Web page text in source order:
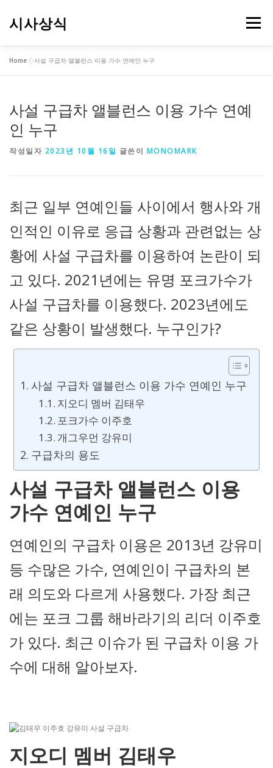
시사상식 메뉴
Home »사설 구급차 앨블런스 이용 가수 연예인 누구
사설 구급차 앨블런스 이용 가수 연예
인 누구
작성일자 2023년 10월 16일 글쓴이 MONOMARK
최근 일부 연예인들 사이에서 행사와 개
인적인 이유로 응급 상황과 관련없는 상
황에 사설 구급차를 이용하여 논란이 되
고 있다. 2021년에는 유명 포크가수가
사설 구급차를 이용했다. 2023년에도
같은 상황이 발생했다. 누구인가?
사설 구급차 앨블런스 이용 가수 연예인 누구
지오디 멤버 김태우
포크가수 이주호
개그우먼 강유미
구급차의 용도
사설 구급차 앨블런스 이용
가수 연예인 누구
연예인의 구급차 이용은 2013년 강유미
등 수많은 가수, 연예인이 구급차의 본
래 의도와 다르게 사용했다. 가장 최근
에는 포크 그룹 해바라기의 리더 이주호
가 있다. 최근 이슈가 된 구급차 이용 가
수에 대해 알아보자.
지오디 멤버 김태우